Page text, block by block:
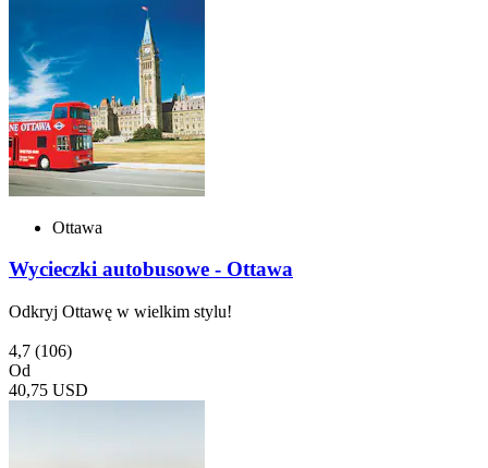
Ottawa
Wycieczki autobusowe - Ottawa
Odkryj Ottawę w wielkim stylu!
4,7 (106)
Od
40,75 USD